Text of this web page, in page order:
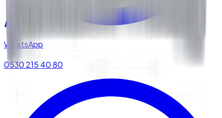
WhatsApp
0530 215 40 80